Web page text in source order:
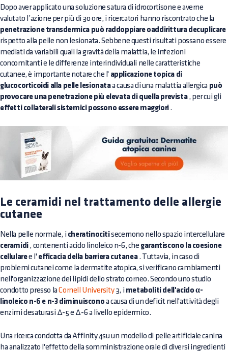
Dopo aver applicato una soluzione satura di idrocortisone e averne
valutato l’azione per più di 30 ore, i ricercatori hanno riscontrato che la
penetrazione transdermica può raddoppiare oaddirittura decuplicare
rispetto alla pelle non lesionata. Sebbene questi risultati possano essere
mediati da variabili quali la gravità della malattia, le infezioni
concomitanti e le differenze interindividuali nelle caratteristiche
cutanee, è importante notare che l' applicazione topica di
glucocorticoidi alla pelle lesionataa causa di una malattia allergica può
provocare una penetrazione più elevata di quella prevista, per cui gli
effetti collaterali sistemici possono essere maggiori.
Le ceramidi nel trattamento delle allergie
cutanee
Nella pelle normale, i cheratinocitisecernono nello spazio intercellulare
ceramidi, contenenti acido linoleico n-6, che garantiscono la coesione
cellularee l' efficacia della barriera cutanea. Tuttavia, in caso di
problemi cutanei come la dermatite atopica, si verificano cambiamenti
nell'organizzazione dei lipidi dello strato corneo. Secondo uno studio
condotto presso laCornell University3, i metaboliti dell'acido α-
linoleico n-6 e n-3 diminuiscono a causa di un deficit nell'attività degli
enzimi desaturasi ∆-5 e ∆-6 a livello epidermico.
Una ricerca condotta da Affinity 4su un modello di pelle artificiale canina
ha analizzato l'effetto della somministrazione orale di diversi ingredienti